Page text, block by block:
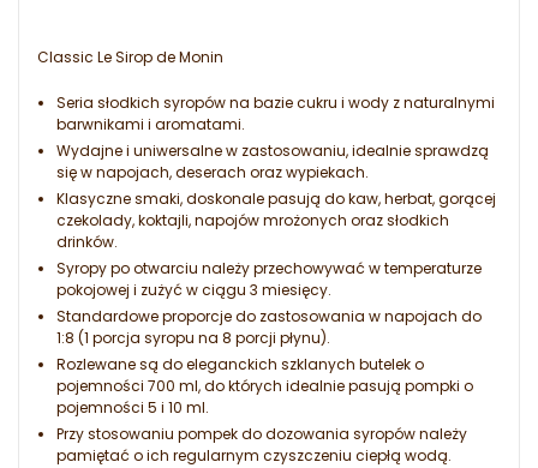
Classic Le Sirop de Monin
Seria słodkich syropów na bazie cukru i wody z naturalnymi
barwnikami i aromatami.
Wydajne i uniwersalne w zastosowaniu, idealnie sprawdzą
się w napojach, deserach oraz wypiekach.
Klasyczne smaki, doskonale pasują do kaw, herbat, gorącej
czekolady, koktajli, napojów mrożonych oraz słodkich
drinków.
Syropy po otwarciu należy przechowywać w temperaturze
pokojowej i zużyć w ciągu 3 miesięcy.
Standardowe proporcje do zastosowania w napojach do
1:8 (1 porcja syropu na 8 porcji płynu).
Rozlewane są do eleganckich szklanych butelek o
pojemności 700 ml, do których idealnie pasują pompki o
pojemności 5 i 10 ml.
Przy stosowaniu pompek do dozowania syropów należy
pamiętać o ich regularnym czyszczeniu ciepłą wodą.